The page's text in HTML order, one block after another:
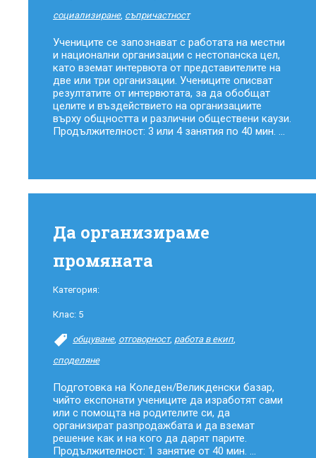
социализиране, съпричастност
Учениците се запознават с работата на местни
и национални организации с нестопанска цел,
като вземат интервюта от представителите на
две или три организации. Учениците описват
резултатите от интервютата, за да обобщат
целите и въздействието на организациите
върху общността и различни обществени каузи.
Продължителност: 3 или 4 занятия по 40 мин. ...
Да организираме
промяната
Категория:
Клас: 5
общуване, отговорност, работа в екип,
споделяне
Подготовка на Коледен/Великденски базар,
чийто експонати учениците да изработят сами
или с помощта на родителите си, да
организират разпродажбата и да вземат
решение как и на кого да дарят парите.
Продължителност: 1 занятие от 40 мин. ...